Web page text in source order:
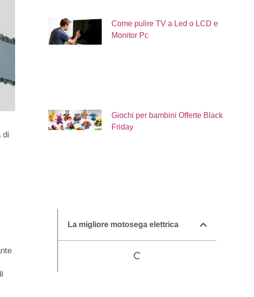
di
Come pulire TV a Led o LCD e
Monitor Pc
Giochi per bambini Offerte Black
Friday
La migliore motosega elettrica